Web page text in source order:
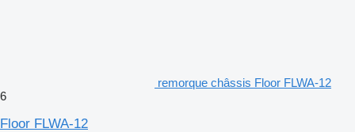
remorque châssis Floor FLWA-12
6
Floor FLWA-12